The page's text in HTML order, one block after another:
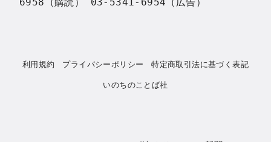
利用規約 プライバシーポリシー
特定商取引法に基づく表記
いのちのことば社